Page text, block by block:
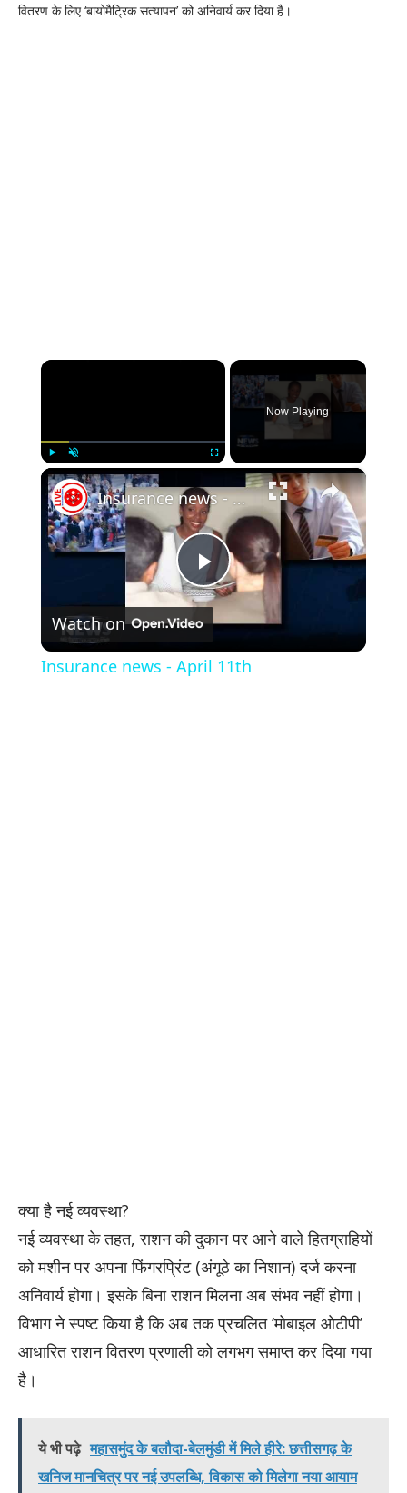
वितरण के लिए ‘बायोमैट्रिक सत्यापन’ को अनिवार्य कर दिया है।
×
Play Unmute Fullscreen
Now Playing
×
Play
Video
Insurance news - April 11th
Watch on
Insurance news - April 11th
​क्या है नई व्यवस्था?
​नई व्यवस्था के तहत, राशन की दुकान पर आने वाले हितग्राहियों
को मशीन पर अपना फिंगरप्रिंट (अंगूठे का निशान) दर्ज करना
अनिवार्य होगा। इसके बिना राशन मिलना अब संभव नहीं होगा।
विभाग ने स्पष्ट किया है कि अब तक प्रचलित ‘मोबाइल ओटीपी’
आधारित राशन वितरण प्रणाली को लगभग समाप्त कर दिया गया
है।
ये भी पढ़े महासमुंद के बलौदा-बेलमुंडी में मिले हीरे: छत्तीसगढ़ के
खनिज मानचित्र पर नई उपलब्धि, विकास को मिलेगा नया आयाम